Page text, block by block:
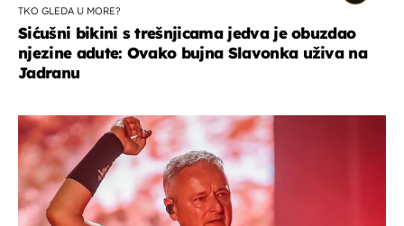
TKO GLEDA U MORE?
Sićušni bikini s trešnjicama jedva je obuzdao
njezine adute: Ovako bujna Slavonka uživa na
Jadranu